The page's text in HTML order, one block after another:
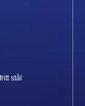
stål